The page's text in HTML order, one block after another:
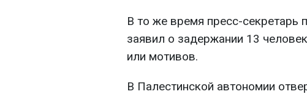
В то же время пресс-
заявил о задержании 13
или мотивов.
В Палестинской автономии